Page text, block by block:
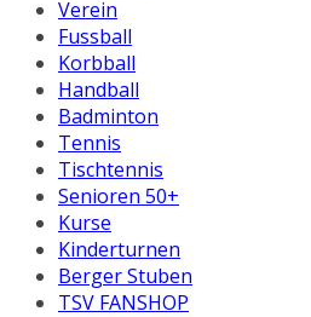
Verein
Fussball
Korbball
Handball
Badminton
Tennis
Tischtennis
Senioren 50+
Kurse
Kinderturnen
Berger Stuben
TSV FANSHOP